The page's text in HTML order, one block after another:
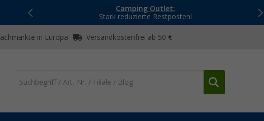
Camping Outlet:
Stark reduzierte Restposten!
in Europa Versandkostenfrei ab 50 €